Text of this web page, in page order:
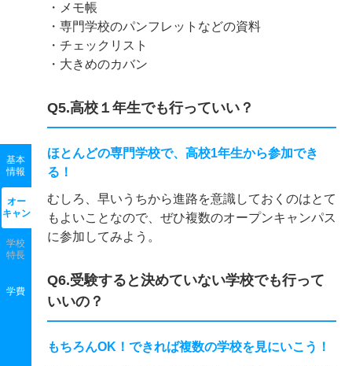
基本
情報
オー
キャン
学校
特長
学費
・メモ帳
・専門学校のパンフレットなどの資料
・チェックリスト
・大きめのカバン
Q5.高校１年生でも行っていい？
ほとんどの専門学校で、高校1年生から参加でき
る！
むしろ、早いうちから進路を意識しておくのはとて
もよいことなので、ぜひ複数のオープンキャンパス
に参加してみよう。
Q6.受験すると決めていない学校でも行って
いいの？
もちろんOK！できれば複数の学校を見にいこう！